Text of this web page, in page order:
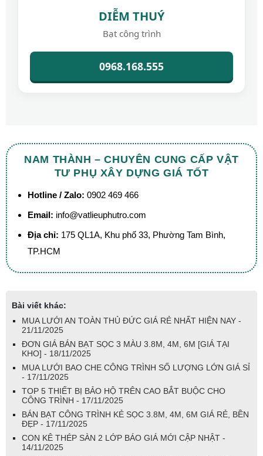
DIỄM THUÝ
Bạt công trình
0968.168.555
NAM THÀNH – CHUYÊN CUNG CẤP VẬT
TƯ PHỤ XÂY DỰNG GIÁ TỐT
Hotline / Zalo: 0902 469 466
Email: info@vatlieuphutro.com
Địa chỉ: 175 QL1A, Khu phố 33, Phường Tam Bình,
TP.HCM
Bài viết khác:
MUA LƯỚI AN TOÀN THỦ ĐỨC GIÁ RẺ NHẤT HIỆN NAY -
21/11/2025
ĐƠN GIÁ BÁN BẠT SỌC 3 MÀU 3.8M, 4M, 6M [GIÁ TẠI
KHO] - 18/11/2025
MUA LƯỚI BAO CHE CÔNG TRÌNH SỐ LƯỢNG LỚN GIÁ SỈ
- 17/11/2025
TOP 5 THIẾT BỊ BẢO HỘ TRÊN CAO BẮT BUỘC CHO
CÔNG TRÌNH - 17/11/2025
BÁN BẠT CÔNG TRÌNH KẺ SỌC 3.8M, 4M, 6M GIÁ RẺ, BỀN
ĐẸP - 17/11/2025
CON KÊ THÉP SÀN 2 LỚP BÁO GIÁ MỚI CẬP NHẬT -
14/11/2025